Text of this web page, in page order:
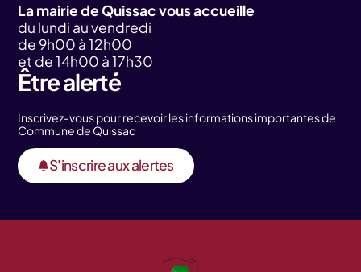
La mairie de Quissac vous accueille
du lundi au vendredi
de 9h00 à 12h00
et de 14h00 à 17h30
Être alerté
Inscrivez-vous pour recevoir les informations importantes de
Commune de Quissac
S'inscrire aux alertes